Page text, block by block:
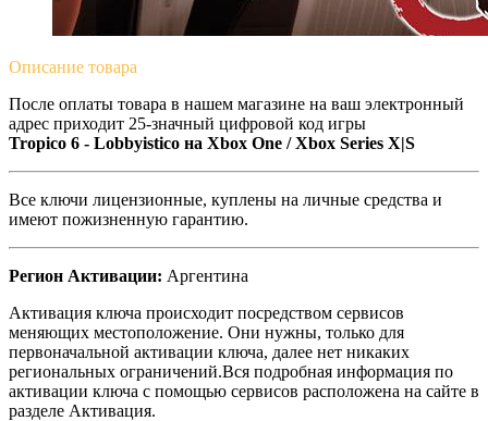
Описание товара
После оплаты товара в нашем магазине на ваш электронный
адрес приходит 25-значный цифровой код игры
Tropico 6 - Lobbyistico на Xbox One / Xbox Series X|S
Все ключи лицензионные, куплены на личные средства и
имеют пожизненную гарантию.
Регион Активации: Аргентина
Активация ключа происходит посредством сервисов
меняющих местоположение. Они нужны, только для
первоначальной активации ключа, далее нет никаких
региональных ограничений.Вся подробная информация по
активации ключа с помощью сервисов расположена на сайте в
разделе Активация.